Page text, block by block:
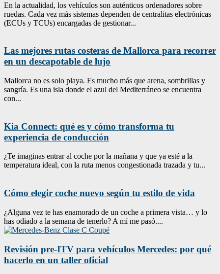
En la actualidad, los vehículos son auténticos ordenadores sobre
ruedas. Cada vez más sistemas dependen de centralitas electrónicas
(ECUs y TCUs) encargadas de gestionar...
Las mejores rutas costeras de Mallorca para recorrer
en un descapotable de lujo
Mallorca no es solo playa. Es mucho más que arena, sombrillas y
sangría. Es una isla donde el azul del Mediterráneo se encuentra
con...
Kia Connect: qué es y cómo transforma tu
experiencia de conducción
¿Te imaginas entrar al coche por la mañana y que ya esté a la
temperatura ideal, con la ruta menos congestionada trazada y tu...
Cómo elegir coche nuevo según tu estilo de vida
¿Alguna vez te has enamorado de un coche a primera vista… y lo
has odiado a la semana de tenerlo? A mí me pasó....
Revisión pre-ITV para vehículos Mercedes: por qué
hacerlo en un taller oficial